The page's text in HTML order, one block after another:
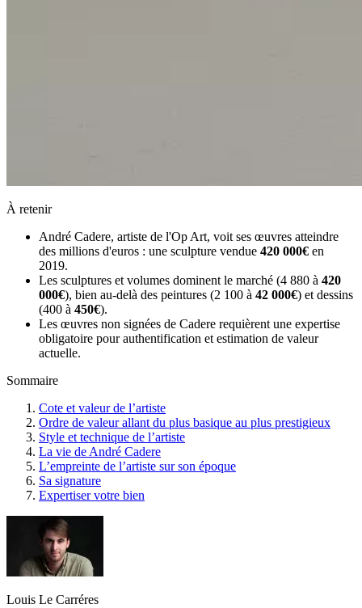
À retenir
André Cadere, artiste de l'Op Art, voit ses œuvres atteindre
des millions d'euros : une sculpture vendue 420 000€ en
2019.
Les sculptures et volumes dominent le marché (4 880 à 420
000€), bien au-delà des peintures (2 100 à 42 000€) et dessins
(400 à 450€).
Les œuvres non signées de Cadere requièrent une expertise
obligatoire pour authentification et estimation de valeur
actuelle.
Sommaire
Cote et valeur de l’artiste
Ordre de valeur allant du plus basique au plus prestigieux
Style et technique de l’artiste
La vie de André Cadere
L’empreinte de l’artiste sur son époque
Sa signature
Expertiser votre bien
Louis Le Carréres